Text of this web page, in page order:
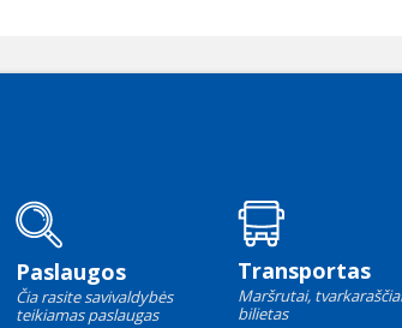
Paslaugos
Čia rasite savivaldybės
teikiamas paslaugas
Transportas
Maršrutai,
bilietas